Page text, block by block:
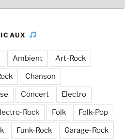
Ambient Art-Rock
Chanson
Concert Electro
Rock Folk Folk-Pop
Funk-Rock Garage-Rock